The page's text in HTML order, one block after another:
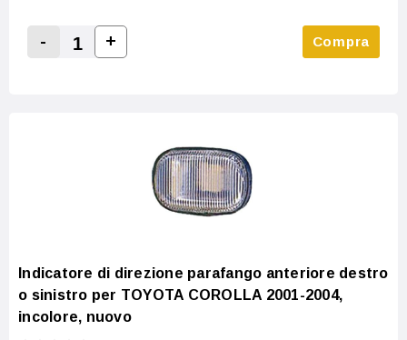
Decrease Quantity:
-
Increase Quantity:
+ Compra
Indicatore di direzione parafango anteriore destro
o sinistro per TOYOTA COROLLA 2001-2004,
incolore, nuovo